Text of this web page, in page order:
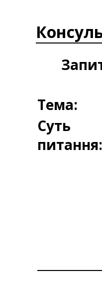
Тема:
Суть
питання: